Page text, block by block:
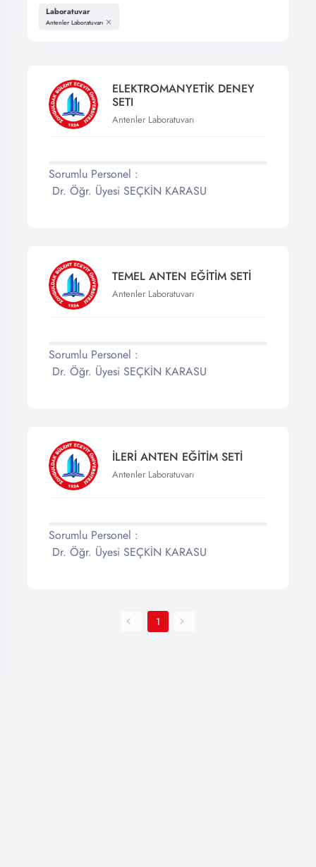
Laboratuvar
Antenler Laboratuvarı
ELEKTROMANYETİK DENEY
SETI
Antenler Laboratuvarı
Sorumlu Personel :
Dr. Öğr. Üyesi SEÇKİN KARASU
TEMEL ANTEN EĞİTİM SETİ
Antenler Laboratuvarı
Sorumlu Personel :
Dr. Öğr. Üyesi SEÇKİN KARASU
İLERİ ANTEN EĞİTİM SETİ
Antenler Laboratuvarı
Sorumlu Personel :
Dr. Öğr. Üyesi SEÇKİN KARASU
1